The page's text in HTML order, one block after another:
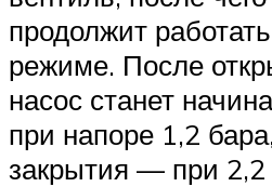
продолжит
режиме. После
насос станет
при напоре 1,2
закрытия — при 2,2